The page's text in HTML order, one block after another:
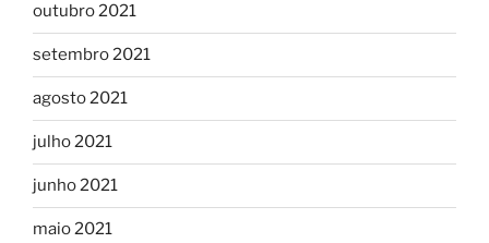
outubro 2021
setembro 2021
agosto 2021
julho 2021
junho 2021
maio 2021